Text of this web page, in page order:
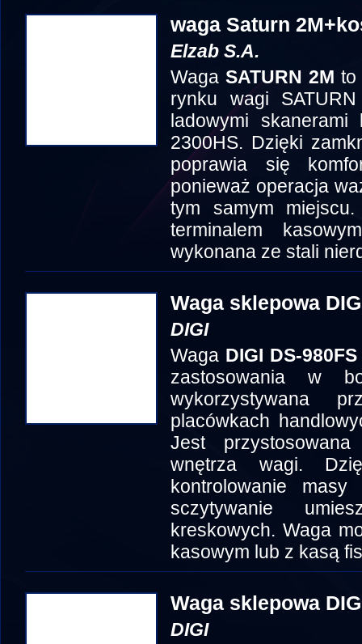
waga Saturn
Elzab S.A.
Waga SATURN 2M to
rynku wagi
ladowymi skanerami
2300HS. Dzięki
poprawia się
ponieważ operacja
tym samym
terminalem
wykonana ze stali
Waga sklepowa
DIGI
Waga DIGI DS-980FS
zastosowania w
wykorzystywana
placówkach
Jest
wnętrza wagi.
kontrolowanie
sczytywanie
kreskowych. Waga
kasowym lub z kasą
Waga sklepowa
DIGI